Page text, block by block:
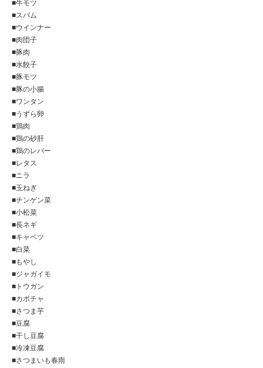
■牛モツ
■スパム
■ウインナー
■肉団子
■豚肉
■水餃子
■豚モツ
■豚の小腸
■ワンタン
■うずら卵
■鶏肉
■鶏の砂肝
■鶏のレバー
■レタス
■ニラ
■玉ねぎ
■チンゲン菜
■小松菜
■長ネギ
■キャベツ
■白菜
■もやし
■ジャガイモ
■トウガン
■カボチャ
■さつま芋
■豆腐
■干し豆腐
■冷凍豆腐
■さつまいも春雨